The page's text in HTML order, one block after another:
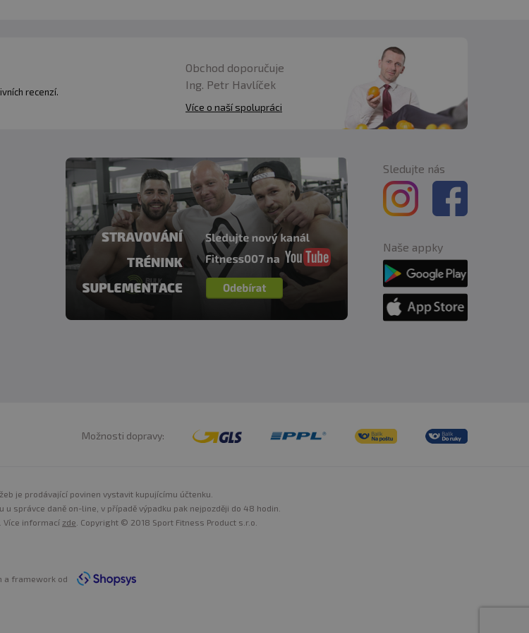
recenzí.
Obchod doporučuje
Ing. Petr Havlíček
Více o naší spolupráci
Sledujte nás
Naše appky
Možnosti dopravy:
je prodávající povinen vystavit kupujícímu účtenku.
správce daně on-line, v případě výpadku pak nejpozději do 48 hodin.
Více informací zde . Copyright © 2018 Sport Fitness Product s.r.o.
a framework od